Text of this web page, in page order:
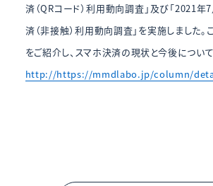
済（QRコード）利用動向調査」及び「2021年
済（非接触）利用動向調査」を実施しました
をご紹介し、スマホ決済の現状と今後について
http://https://mmdlabo.jp/column/